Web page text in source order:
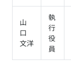
山
口
文洋
執
行
役
員